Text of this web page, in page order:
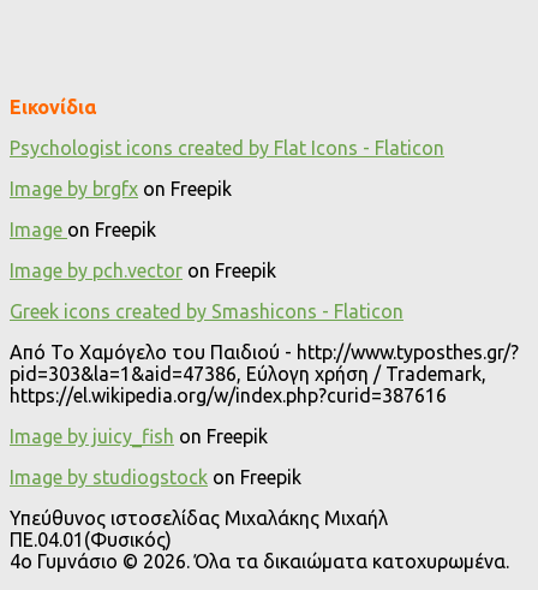
Εικονίδια
Psychologist icons created by Flat Icons - Flaticon
Image by brgfx on Freepik
Image on Freepik
Image by pch.vector on Freepik
Greek icons created by Smashicons - Flaticon
Από Το Χαμόγελο του Παιδιού - http://www.typosthes.gr/?
pid=303&la=1&aid=47386, Εύλογη χρήση / Trademark,
https://el.wikipedia.org/w/index.php?curid=387616
Image by juicy_fish on Freepik
Image by studiogstock on Freepik
Υπεύθυνος ιστοσελίδας Μιχαλάκης Μιχαήλ
ΠΕ.04.01(Φυσικός)
4o Γυμνάσιο © 2026. Όλα τα δικαιώματα κατοχυρωμένα.